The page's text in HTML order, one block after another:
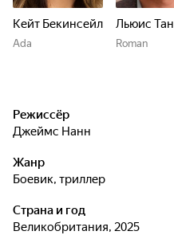
Кейт Бекинсейл
Ada
Льюис Тан
Roman
Режиссёр
Джеймс Нанн
Жанр
боевик, триллер
Страна и год
Великобритания, 2025